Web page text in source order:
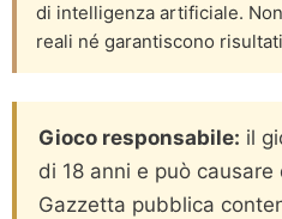
di intelligenza artificiale.
reali né garantiscono
Gioco responsabile: il
di 18 anni e può
Gazzetta pubblica